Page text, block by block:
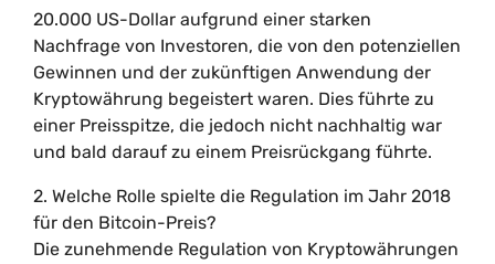
20.000 US-Dollar aufgrund einer starken
Nachfrage von Investoren, die von den potenziellen
Gewinnen und der zukünftigen Anwendung der
Kryptowährung begeistert waren. Dies führte zu
einer Preisspitze, die jedoch nicht nachhaltig war
und bald darauf zu einem Preisrückgang führte.
2. Welche Rolle spielte die Regulation im Jahr 2018
für den Bitcoin-Preis?
Die zunehmende Regulation von Kryptowährungen